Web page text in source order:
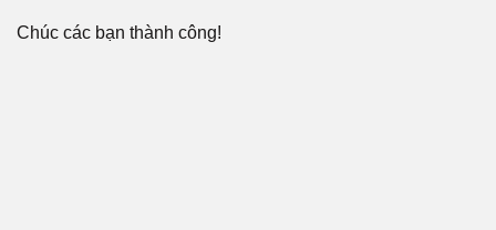
Chúc các bạn thành công!